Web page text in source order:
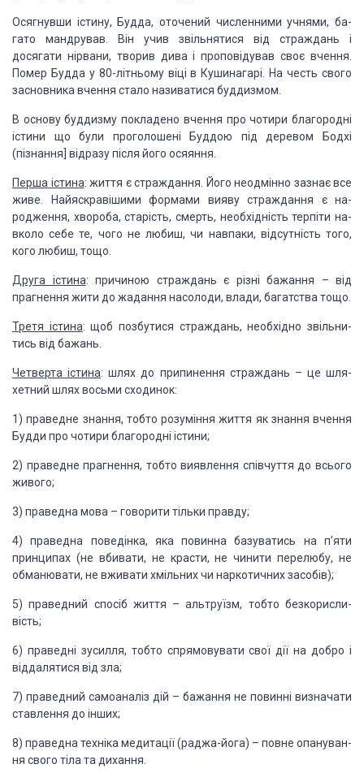
Осягнувши істину, Будда, оточений численними учнями, ба­
гато мандрував. Він учив звільнятися від страждань і
досягати нірвани, творив дива і проповідував своє вчення.
Помер Будда у80-літньому віці в Кушинагарі. На честь свого
засновника вчен­ня стало називатися буддизмом.
В основу буддизму покладено вчення про чотири благородні
істини що були проголошені Буддою під деревом Бодхі
(пізнан­ня] відразу після його осяяння.
Перша істина: життя єстраждання. Його неодмінно зазнає все
живе. Найяскравішими формами виявустраждання є на­
родження, хвороба, старість, смерть, необхідність терпіти на­
вколо себе те, чого не любиш, чи навпаки, відсутність того,
кого любиш, тощо.
Друга істина: причиною страждань є різні бажання – від
прагнення жити до жадання насолоди, влади, багатства тощо.
Третя істина:щоб позбутися страждань, необхідно звільни­
тись від бажань.
Четверта істина:шлях до припинення страждань – це шля­
хетний шлях восьми сходинок:
1) праведне знання, тобто розуміння життя як знання вчення
Будди про чотири благородні істини;
2) праведне прагнення, тобто виявлення співчуття до всього
живого;
3) праведна мова – говорити тільки правду;
4) праведна поведінка, яка повинна базуватись на п’яти
принципах (не вбивати, не красти, не чинити перелюбу, не
обманювати, не вживати хмільних чи наркотичних засобів);
5) праведний спосіб життя – альтруїзм, тобто безкорисли­
вість;
6) праведні зусилля, тобто спрямовувати свої дії на добро і
віддалятися від зла;
7) праведний самоаналіз дій – бажання не повинні визначати
ставлення до інших;
8) праведна техніка медитації (раджа-йога) – повне опануван­
ня свого тіла та дихання.